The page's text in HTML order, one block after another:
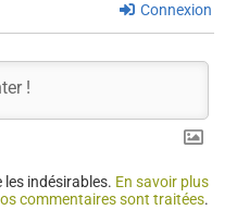
Connexion
indésirables. En savoir plus
commentaires sont traitées.